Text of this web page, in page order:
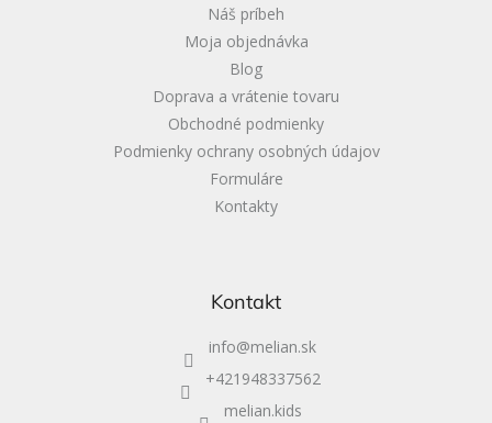
Náš príbeh
Moja objednávka
Blog
Doprava a vrátenie tovaru
Obchodné podmienky
Podmienky ochrany osobných údajov
Formuláre
Kontakty
Kontakt
info@melian.sk
+421948337562
melian.kids